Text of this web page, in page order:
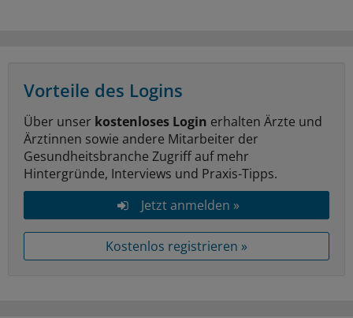
Vorteile des Logins
Über unser kostenloses Login erhalten Ärzte und
Ärztinnen sowie andere Mitarbeiter der
Gesundheitsbranche Zugriff auf mehr
Hintergründe, Interviews und Praxis-Tipps.
Jetzt anmelden »
Kostenlos registrieren »